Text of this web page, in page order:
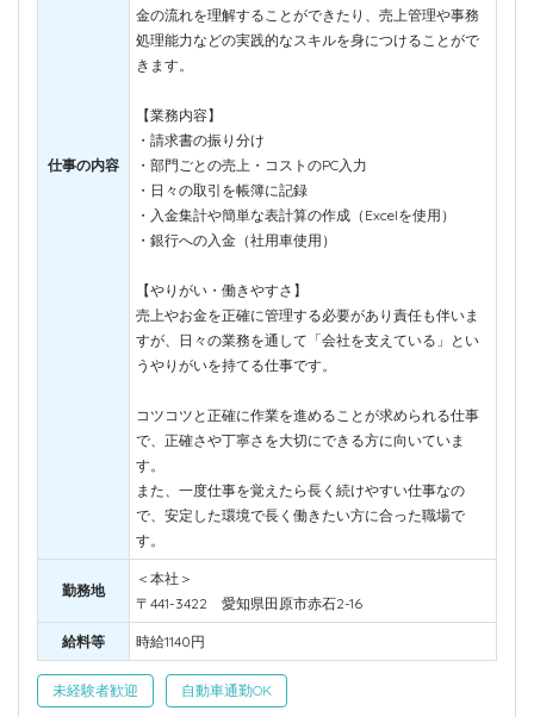
仕事の内容
金の流れを理解することができたり、売上管理や事務
処理能力などの実践的なスキルを身につけることがで
きます。
【業務内容】
・請求書の振り分け
・部門ごとの売上・コストのPC入力
・日々の取引を帳簿に記録
・入金集計や簡単な表計算の作成（Excelを使用）
・銀行への入金（社用車使用）
【やりがい・働きやすさ】
売上やお金を正確に管理する必要があり責任も伴いま
すが、日々の業務を通して「会社を支えている」とい
うやりがいを持てる仕事です。
コツコツと正確に作業を進めることが求められる仕事
で、正確さや丁寧さを大切にできる方に向いていま
す。
また、一度仕事を覚えたら長く続けやすい仕事なの
で、安定した環境で長く働きたい方に合った職場で
す。
勤務地
＜本社＞
〒441-3422 愛知県田原市赤石2-16
給料等 時給1140円
未経験者歓迎 自動車通勤OK